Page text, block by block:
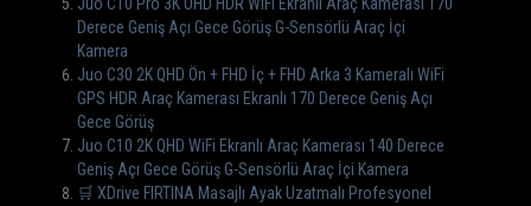
Derece Geniş Açı Gece Görüş G-Sensörlü Araç İçi
Kamera
Juo C30 2K QHD Ön + FHD İç + FHD Arka 3 Kameralı WiFi
GPS HDR Araç Kamerası Ekranlı 170 Derece Geniş Açı
Gece Görüş
Juo C10 2K QHD WiFi Ekranlı Araç Kamerası 140 Derece
Geniş Açı Gece Görüş G-Sensörlü Araç İçi Kamera
🛒 XDrive FIRTINA Masajlı Ayak Uzatmalı Profesyonel